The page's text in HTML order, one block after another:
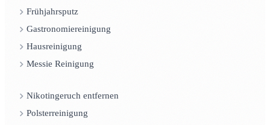
Frühjahrsputz
Gastronomiereinigung
Hausreinigung
Messie Reinigung
Nikotingeruch entfernen
Polsterreinigung